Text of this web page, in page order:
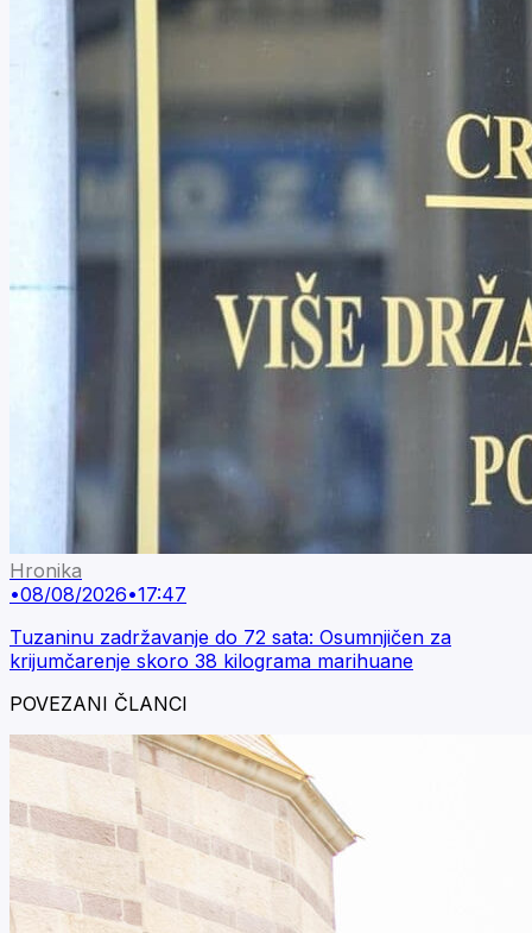
Hronika
•08/08/2026•17:47
Tuzaninu zadržavanje do 72 sata: Osumnjičen za
krijumčarenje skoro 38 kilograma marihuane
POVEZANI ČLANCI